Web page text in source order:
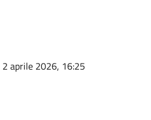
2 aprile 2026, 16:25